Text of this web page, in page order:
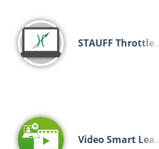
STAUFF Throttle…
Video Smart Lea…